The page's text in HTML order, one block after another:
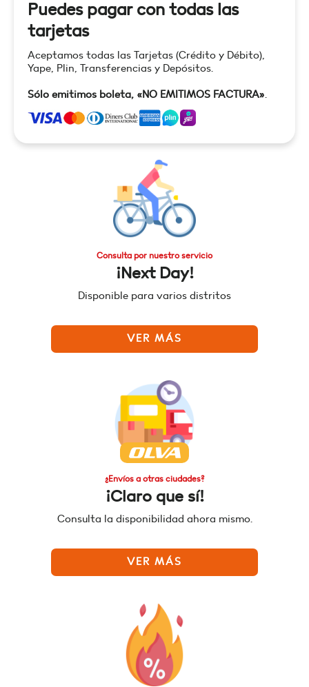
Puedes pagar con todas las
tarjetas
Aceptamos todas las Tarjetas (Crédito y Débito),
Yape, Plin, Transferencias y Depósitos.
Sólo emitimos boleta, «NO EMITIMOS FACTURA».
Consulta por nuestro servicio
¡Next Day!
Disponible para varios distritos
VER MÁS
¿Envíos a otras ciudades?
¡Claro que sí!
Consulta la disponibilidad ahora mismo.
VER MÁS